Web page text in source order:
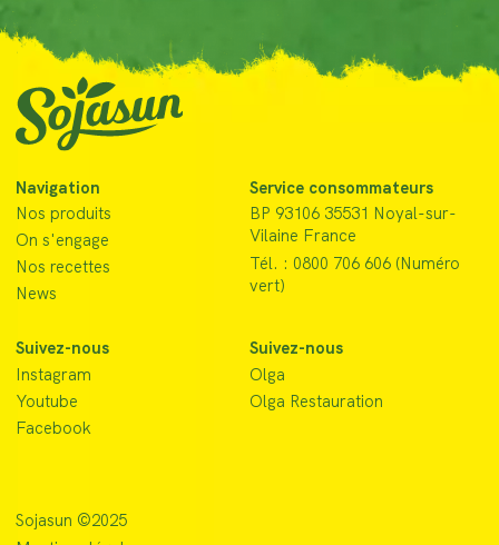
Navigation
Nos produits
On s'engage
Nos recettes
News
Service consommateurs
BP 93106 35531 Noyal-sur-
Vilaine France
Tél. : 0800 706 606 (Numéro
vert)
Suivez-nous
Instagram
Youtube
Facebook
Suivez-nous
Olga
Olga Restauration
Sojasun ©2025